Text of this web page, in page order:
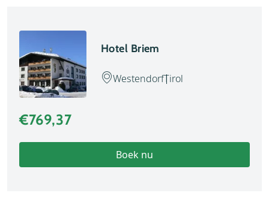
Hotel Briem
WestendorfTirol
€769,37
Boek nu